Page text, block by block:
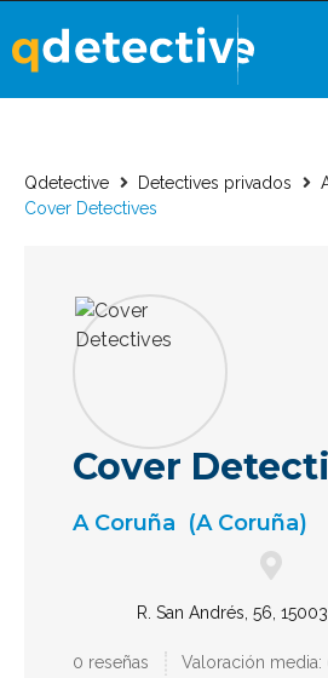
Qdetective Detectives privados
Cover Detectives
Cover
A Coruña (A Coruña)
R. San Andrés, 56,
0 reseñas Valoración media: